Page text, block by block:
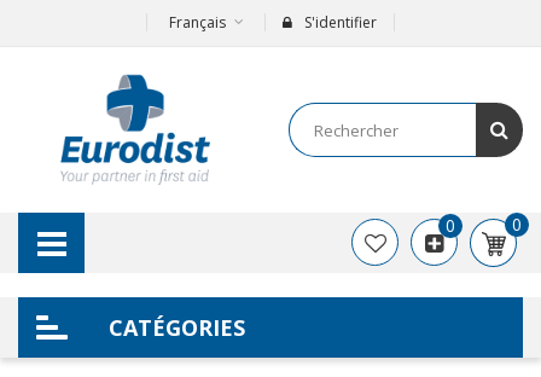
Français S'identifier
CATÉGORIES
0
0